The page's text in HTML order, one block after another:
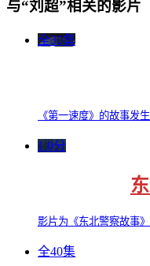
与“刘超”相关的影片
全30集
《第一速度》的故事发
1.0分
影片为《东北警察故事
全40集